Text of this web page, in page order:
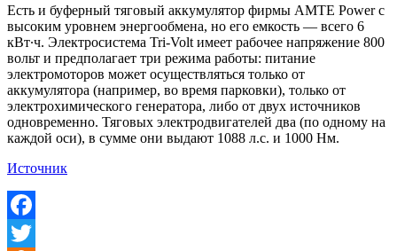
Есть и буферный тяговый аккумулятор фирмы AMTE Power с
высоким уровнем энергообмена, но его емкость — всего 6
кВт∙ч. Электросистема Tri-Volt имеет рабочее напряжение 800
вольт и предполагает три режима работы: питание
электромоторов может осуществляться только от
аккумулятора (например, во время парковки), только от
электрохимического генератора, либо от двух источников
одновременно. Тяговых электродвигателей два (по одному на
каждой оси), в сумме они выдают 1088 л.с. и 1000 Нм.
Источник
Facebook